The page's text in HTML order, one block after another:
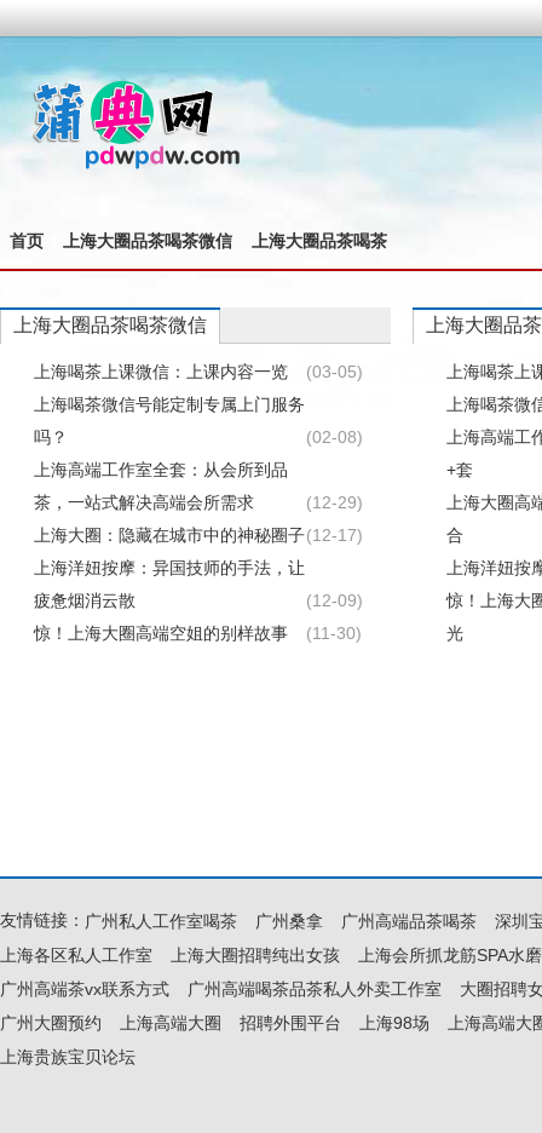
首页 上海大圈品茶喝茶微信 上海大圈品茶喝茶
上海大圈品茶喝茶微信
上海喝茶上课微信：上课内容一览
(03-05)
上海喝茶微信号能定制专属上门服务
吗？
(02-08)
上海高端工作室全套：从会所到品
茶，一站式解决高端会所需求
(12-29)
上海大圈：隐藏在城市中的神秘圈子(12-17)
上海洋妞按摩：异国技师的手法，让
疲惫烟消云散
(12-09)
惊！上海大圈高端空姐的别样故事
(11-30)
上海大圈品
上海喝茶上
上海喝茶微
上海高端工
+套
上海大圈高
合
上海洋妞按
惊！上海大
光
友情链接： 广州私人工作室喝茶 广州桑拿 广州高端品茶喝茶
深圳
上海各区私人工作室
上海大圈招聘纯出女孩
上海会所抓龙筋SPA水磨
广州高端茶vx联系方式
广州高端喝茶品茶私人外卖工作室
大圈招聘
广州大圈预约
上海高端大圈 招聘外围平台 上海98场
上海高端大
上海贵族宝贝论坛